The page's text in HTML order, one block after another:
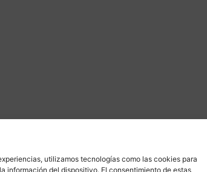
utilizamos tecnologías como las cookies para
información del dispositivo. El consentimiento de estas